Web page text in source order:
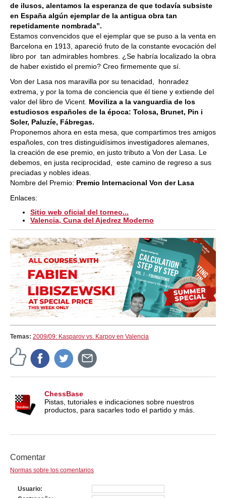
de ilusos, alentamos la esperanza de que todavía subsiste
en España algún ejemplar de la antigua obra tan
repetidamente nombrada”.
Estamos convencidos que el ejemplar que se puso a la venta en
Barcelona en 1913, apareció fruto de la constante evocación del
libro por tan admirables hombres. ¿Se habría localizado la obra
de haber existido el premio? Creo firmemente que sí.
Von der Lasa nos maravilla por su tenacidad, honradez
extrema, y por la toma de conciencia que él tiene y extiende del
valor del libro de Vicent. Moviliza a la vanguardia de los
estudiosos españoles de la época: Tolosa, Brunet, Pin i
Soler, Paluzíe, Fábregas.
Proponemos ahora en esta mesa, que compartimos tres amigos
españoles, con tres distinguidísimos investigadores alemanes,
la creación de ese premio, en justo tributo a Von der Lasa. Le
debemos, en justa reciprocidad, este camino de regreso a sus
preciadas y nobles ideas.
Nombre del Premio: Premio Internacional Von der Lasa
Enlaces:
Sitio web oficial del torneo...
Valencia, Cuna del Ajedrez Moderno
Temas: 2009/09: Kasparov vs. Karpov en Valencia
ChessBase
Pistas, tutoriales e indicaciones sobre nuestros
productos, para sacarles todo el partido y más.
Comentar
Normas sobre los comentarios
Usuario